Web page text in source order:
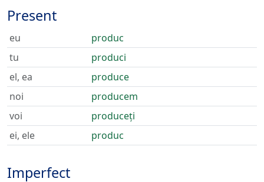
Present
eu
produc
tu
produci
el, ea
produce
noi
producem
voi
produceți
ei, ele
produc
Imperfect